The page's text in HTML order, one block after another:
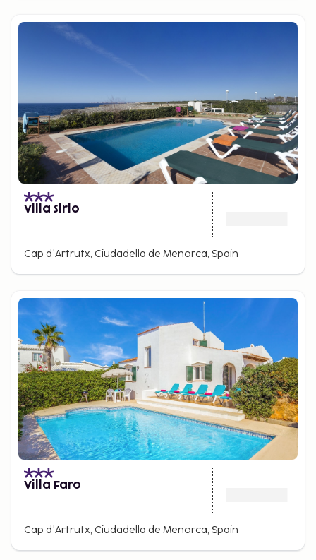
Villa Sirio
Cap d'Artrutx, Ciudadella de Menorca, Spain
Villa Faro
Cap d'Artrutx, Ciudadella de Menorca, Spain